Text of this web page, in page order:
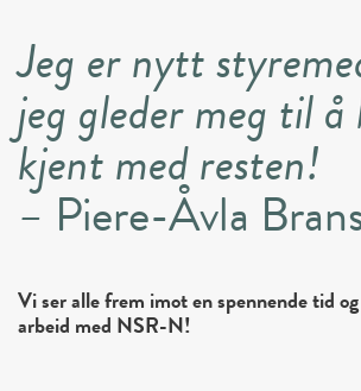
Jeg er nytt
jeg gleder meg til å
kjent med resten!
– Piere-Åvla
Vi ser alle frem imot en spennende tid
arbeid med NSR-N!